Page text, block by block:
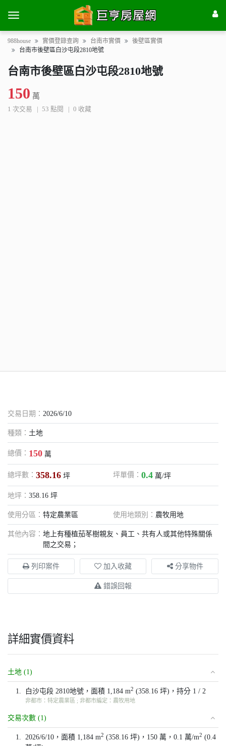
988house 實價登錄查詢 台南市實價
後壁區實價
台南市後壁區白沙屯段2810地號
台南市後壁區白沙屯段2810地號
150 萬
1 次交易 53 點閱 0 收藏
交易日期： 2026/6/10
種類： 土地
總價： 150 萬
總坪數： 358.16 坪 坪單價： 0.4 萬/坪
地坪： 358.16 坪
使用分區： 特定農業區 使用地類別： 農牧用地
其他內容： 地上有種植茄苳樹親友、員工、共有人或其他特殊關係
間之交易；
列印案件 加入收藏 分享物件
錯誤回報
詳細實價資料
土地 (1)
1. 白沙屯段 2810地號，面積 1,184 m2 (358.16 坪)，持分 1 / 2
非都市：特定農業區 ; 非都市編定：農牧用地
交易次數 (1)
1. 2026/6/10，面積 1,184 m2 (358.16 坪)，150 萬，0.1 萬/m2 (0.4